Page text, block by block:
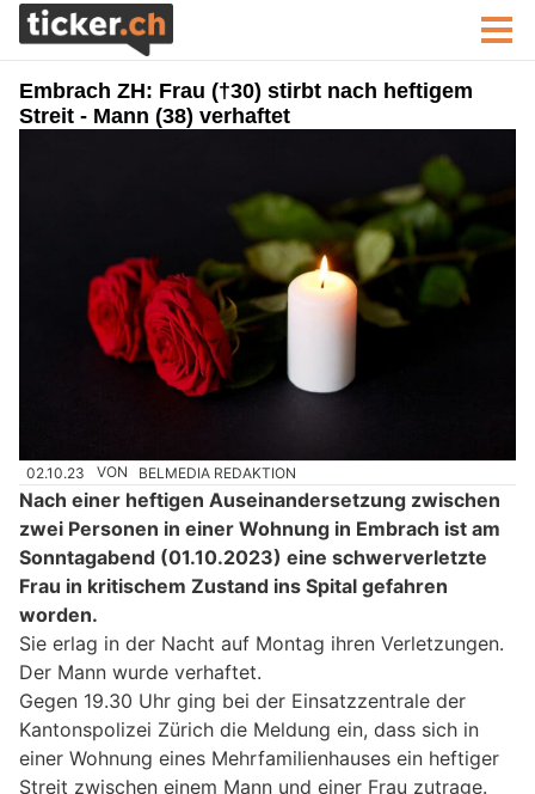
Embrach ZH: Frau (†30) stirbt nach heftigem
Streit - Mann (38) verhaftet
02.10.23 VON BELMEDIA REDAKTION
Nach einer heftigen Auseinandersetzung zwischen
zwei Personen in einer Wohnung in Embrach ist am
Sonntagabend (01.10.2023) eine schwerverletzte
Frau in kritischem Zustand ins Spital gefahren
worden.
Sie erlag in der Nacht auf Montag ihren Verletzungen.
Der Mann wurde verhaftet.
Gegen 19.30 Uhr ging bei der Einsatzzentrale der
Kantonspolizei Zürich die Meldung ein, dass sich in
einer Wohnung eines Mehrfamilienhauses ein heftiger
Streit zwischen einem Mann und einer Frau zutrage.